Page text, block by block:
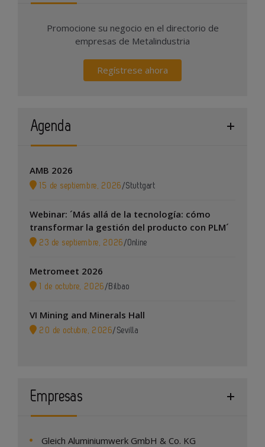
Promocione su negocio en el directorio de
empresas de Metalindustria
Regístrese ahora
Agenda
AMB 2026
15 de septiembre, 2026 /Stuttgart
Webinar: ´Más allá de la tecnología: cómo
transformar la gestión del producto con PLM´
23 de septiembre, 2026 /Online
Metromeet 2026
1 de octubre, 2026 / Bilbao
VI Mining and Minerals Hall
20 de octubre, 2026/ Sevilla
Empresas
Gleich Aluminiumwerk GmbH & Co. KG